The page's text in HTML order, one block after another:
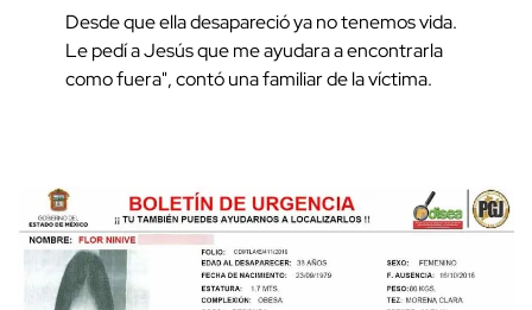
Desde que ella desapareció ya no tenemos vida.
Le pedí a Jesús que me ayudara a encontrarla
como fuera", contó una familiar de la víctima.